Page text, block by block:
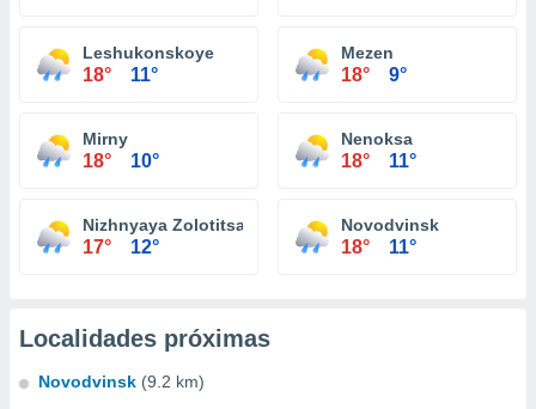
Leshukonskoye
18° 11°
Mezen
18° 9°
Mirny
18° 10°
Nenoksa
18° 11°
Nizhnyaya Zolotitsa
17° 12°
Novodvinsk
18° 11°
Localidades próximas
Novodvinsk (9.2 km)